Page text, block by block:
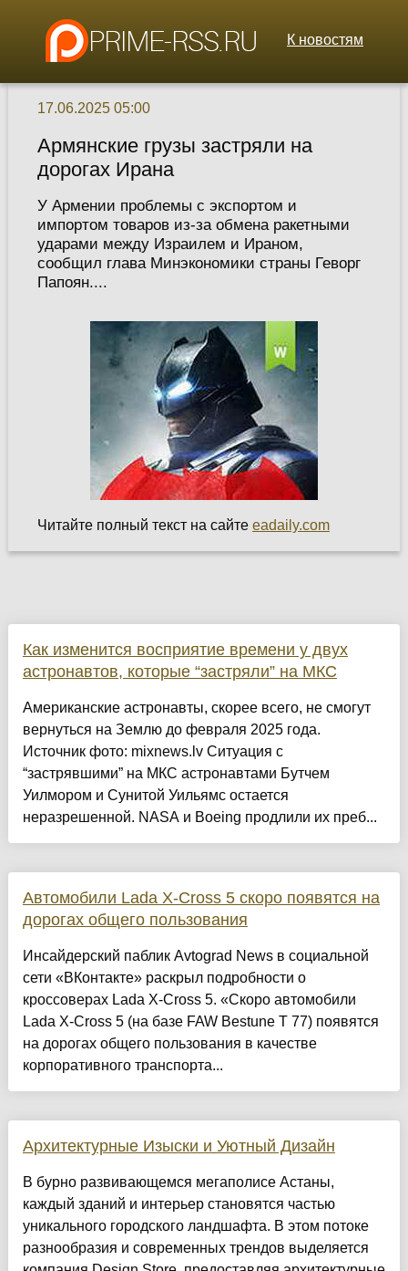
К новостям
17.06.2025 05:00
Армянские грузы застряли на
дорогах Ирана
У Армении проблемы с экспортом и
импортом товаров из-за обмена ракетными
ударами между Израилем и Ираном,
сообщил глава Минэкономики страны Геворг
Папоян....
Читайте полный текст на сайте eadaily.com
Как изменится восприятие времени у двух
астронавтов, которые “застряли” на МКС
Американские астронавты, скорее всего, не смогут
вернуться на Землю до февраля 2025 года.
Источник фото: mixnews.lv Ситуация с
“застрявшими” на МКС астронавтами Бутчем
Уилмором и Сунитой Уильямс остается
неразрешенной. NASA и Boeing продлили их преб...
Автомобили Lada X-Cross 5 скоро появятся на
дорогах общего пользования
Инсайдерский паблик Avtograd News в социальной
сети «ВКонтакте» раскрыл подробности о
кроссоверах Lada X-Cross 5. «Скоро автомобили
Lada X-Cross 5 (на базе FAW Bestune T 77) появятся
на дорогах общего пользования в качестве
корпоративного транспорта...
Архитектурные Изыски и Уютный Дизайн
​В бурно развивающемся мегаполисе Астаны,
каждый зданий и интерьер становятся частью
уникального городского ландшафта. В этом потоке
разнообразия и современных трендов выделяется